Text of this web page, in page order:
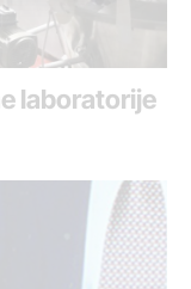
laboratorije